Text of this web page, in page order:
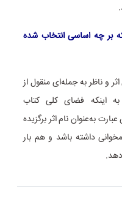
بر چه اساسی انتخاب شده
و ناظر به جمله‌ای منقول از
اینکه فضای کلی کتاب
به‌عنوان نام اثر برگزیده
داشته باشد و هم بار